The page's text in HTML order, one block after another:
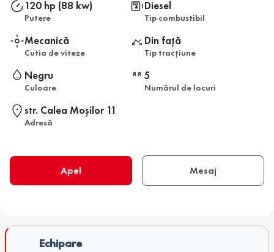
120 hp (88 kw)
Putere
Diesel
Tip combustibil
Mecanică
Cutia de viteze
Din față
Tip tracțiune
Negru
Culoare
5
Numărul de locuri
str. Calea Moşilor 11
Adresă
Apel Mesaj
Echipare